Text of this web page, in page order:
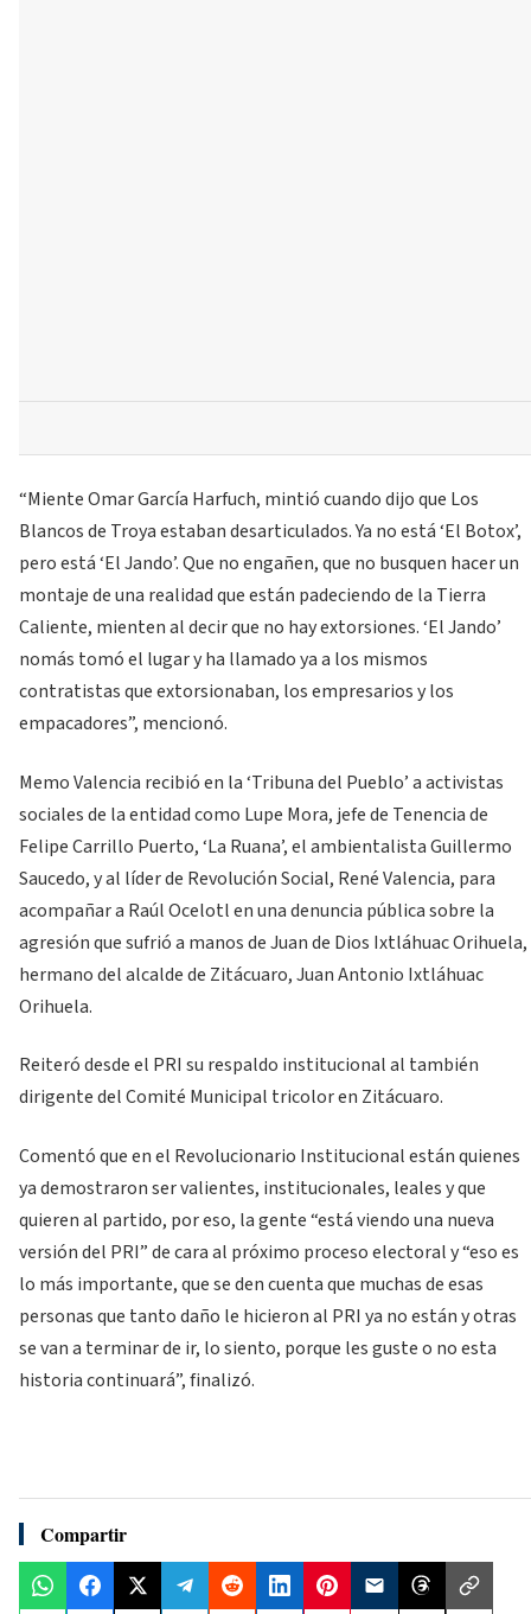
“Miente Omar García Harfuch, mintió cuando dijo que Los
Blancos de Troya estaban desarticulados. Ya no está ‘El Botox’,
pero está ‘El Jando’. Que no engañen, que no busquen hacer un
montaje de una realidad que están padeciendo de la Tierra
Caliente, mienten al decir que no hay extorsiones. ‘El Jando’
nomás tomó el lugar y ha llamado ya a los mismos
contratistas que extorsionaban, los empresarios y los
empacadores”, mencionó.
Memo Valencia recibió en la ‘Tribuna del Pueblo’ a activistas
sociales de la entidad como Lupe Mora, jefe de Tenencia de
Felipe Carrillo Puerto, ‘La Ruana’, el ambientalista Guillermo
Saucedo, y al líder de Revolución Social, René Valencia, para
acompañar a Raúl Ocelotl en una denuncia pública sobre la
agresión que sufrió a manos de Juan de Dios Ixtláhuac Orihuela,
hermano del alcalde de Zitácuaro, Juan Antonio Ixtláhuac
Orihuela.
Reiteró desde el PRI su respaldo institucional al también
dirigente del Comité Municipal tricolor en Zitácuaro.
Comentó que en el Revolucionario Institucional están quienes
ya demostraron ser valientes, institucionales, leales y que
quieren al partido, por eso, la gente “está viendo una nueva
versión del PRI” de cara al próximo proceso electoral y “eso es
lo más importante, que se den cuenta que muchas de esas
personas que tanto daño le hicieron al PRI ya no están y otras
se van a terminar de ir, lo siento, porque les guste o no esta
historia continuará”, finalizó.
Compartir